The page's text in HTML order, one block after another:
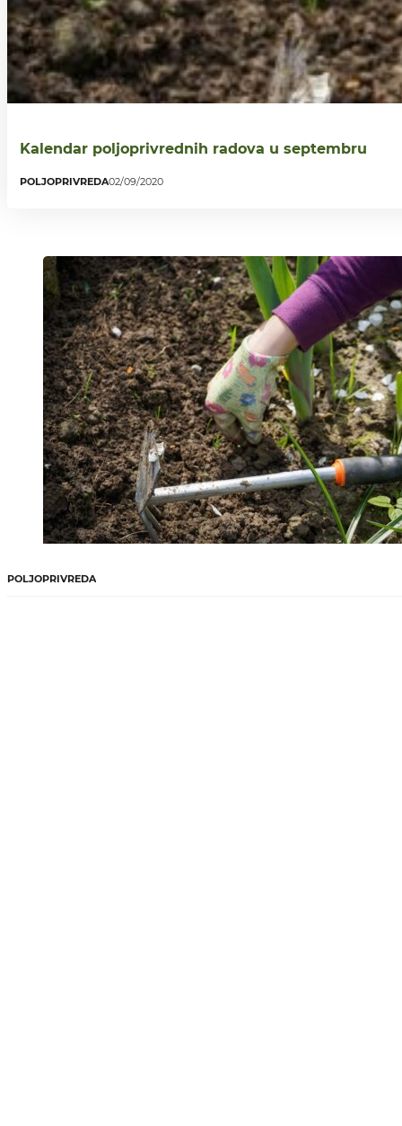
Kalendar poljoprivrednih radova u septembru
POLJOPRIVREDA02/09/2020
POLJOPRIVREDA